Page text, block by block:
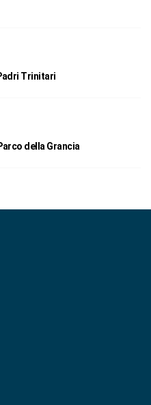
Trinitari
della Grancia